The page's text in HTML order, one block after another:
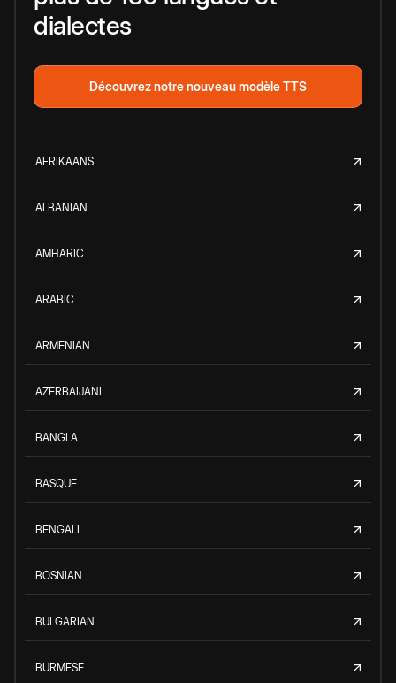
dialectes
Découvrez notre nouveau modèle TTS
AFRIKAANS
ALBANIAN
AMHARIC
ARABIC
ARMENIAN
AZERBAIJANI
BANGLA
BASQUE
BENGALI
BOSNIAN
BULGARIAN
BURMESE